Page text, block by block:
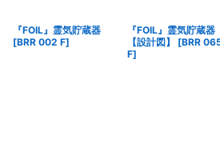
『FOIL』霊気貯蔵器
[BRR 002 F]
『FOIL』霊気貯蔵器
【設計図】
[BRR
F]